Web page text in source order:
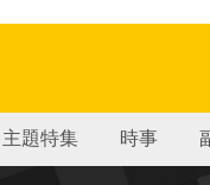
主題特集 時事